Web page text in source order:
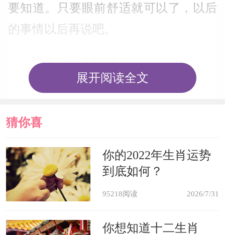
要知道。只要眼前舒适就可以了，以后
的事情以后再说吧。
属兔：开心就好
属兔人是典型的乐天派，他们无论
遭遇了什么样的处境都会保持一个开心
想象的很美好。未来对于他们来说是不
重要的，能让他们重视的永远都是开心
的状态，而那些有可能让他们不开心的
事情，他们连考虑都不会考虑，太浪费
展开阅读全文
猜你喜
欢
你的2022年生肖运势
到底如何？
95218阅读 2026/7/31
你想知道十二生肖